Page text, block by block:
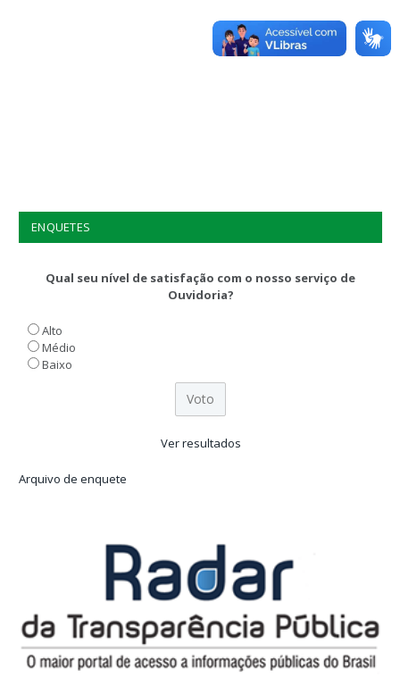
ENQUETES
Qual seu nível de satisfação com o nosso serviço de
Ouvidoria?
Alto
Médio
Baixo
Ver resultados
Arquivo de enquete